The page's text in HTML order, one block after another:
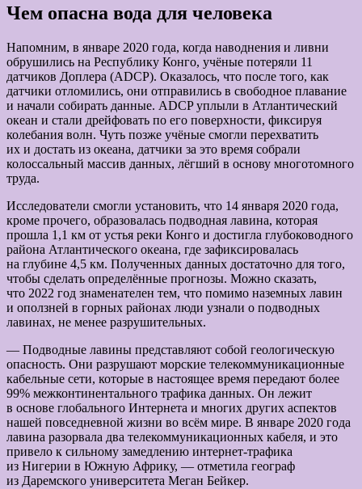
Чем опасна вода для человека
Напомним, в январе 2020 года, когда наводнения и ливни
обрушились на Республику Конго, учёные потеряли 11
датчиков Доплера (ADCP). Оказалось, что после того, как
датчики отломились, они отправились в свободное плавание
и начали собирать данные. ADCP уплыли в Атлантический
океан и стали дрейфовать по его поверхности, фиксируя
колебания волн. Чуть позже учёные смогли перехватить
их и достать из океана, датчики за это время собрали
колоссальный массив данных, лёгший в основу многотомного
труда.
Исследователи смогли установить, что 14 января 2020 года,
кроме прочего, образовалась подводная лавина, которая
прошла 1,1 км от устья реки Конго и достигла глубоководного
района Атлантического океана, где зафиксировалась
на глубине 4,5 км. Полученных данных достаточно для того,
чтобы сделать определённые прогнозы. Можно сказать,
что 2022 год знаменателен тем, что помимо наземных лавин
и оползней в горных районах люди узнали о подводных
лавинах, не менее разрушительных.
— Подводные лавины представляют собой геологическую
опасность. Они разрушают морские телекоммуникационные
кабельные сети, которые в настоящее время передают более
99% межконтинентального трафика данных. Он лежит
в основе глобального Интернета и многих других аспектов
нашей повседневной жизни во всём мире. В январе 2020 года
лавина разорвала два телекоммуникационных кабеля, и это
привело к сильному замедлению интернет-трафика
из Нигерии в Южную Африку, — отметила географ
из Даремского университета Меган Бейкер.